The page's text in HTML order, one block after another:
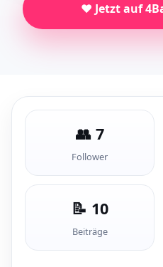
❤️ Jetzt auf
👥 7
Follower
📝 10
Beiträge